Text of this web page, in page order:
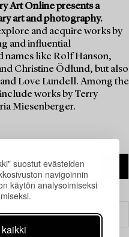
suostut evästeiden
navigoinnin
käytön analysoimiseksi
Art Online presents a
art and photography.
and acquire works by
and influential
names like Rolf Hanson,
Christine Ödlund, but also
Love Lundell. Among the
works by Terry
Miesenberger.